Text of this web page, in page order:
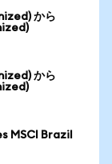
から
から
MSCI Brazil